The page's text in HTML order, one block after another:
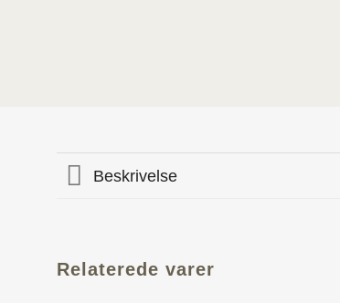
Beskrivelse
Relaterede varer